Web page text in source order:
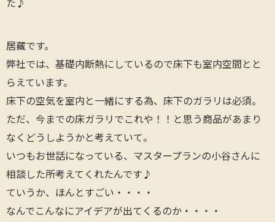
た♪
居藏です。
弊社では、基礎内断熱にしているので床下も室内空間とと
らえています。
床下の空気を室内と一緒にする為、床下のガラリは必須。
ただ、今までの床ガラリでこれや！！と思う商品があまり
なくどうしようかと考えていて。
いつもお世話になっている、マスタープランの小谷さんに
相談した所考えてくれたんです♪
ていうか、ほんとすごい・・・・
なんでこんなにアイデアが出てくるのか・・・・